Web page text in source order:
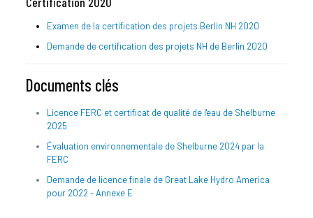
Examen de la certification des projets Berlin NH 2020
Demande de certification des projets NH de Berlin 2020
Documents clés
Licence FERC et certificat de qualité de l'eau de Shelburne
2025
Évaluation environnementale de Shelburne 2024 par la
FERC
Demande de licence finale de Great Lake Hydro America
pour 2022 - Annexe E